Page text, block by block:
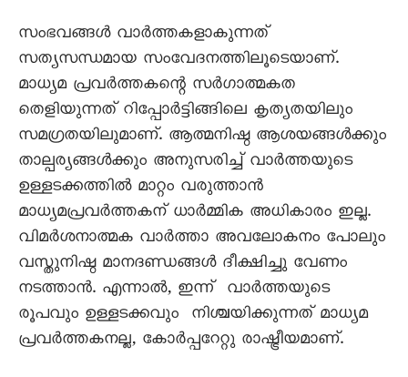
സംഭവങ്ങൾ വാർത്തകളാകുന്നത്
സത്യസന്ധമായ സംവേദനത്തിലൂടെയാണ്.
മാധ്യമ പ്രവർത്തകന്റെ സർഗാത്മകത
തെളിയുന്നത് റിപ്പോർട്ടിങ്ങിലെ കൃത്യതയിലും
സമഗ്രതയിലുമാണ്. ആത്മനിഷ്ഠ ആശയങ്ങൾക്കും
താല്പര്യങ്ങൾക്കും അനുസരിച്ച് വാർത്തയുടെ
ഉള്ളടക്കത്തിൽ മാറ്റം വരുത്താൻ
മാധ്യമപ്രവർത്തകന് ധാർമ്മിക അധികാരം ഇല്ല.
വിമർശനാത്മക വാർത്താ അവലോകനം പോലും
വസ്തുനിഷ്ഠ മാനദണ്ഡങ്ങൾ ദീക്ഷിച്ചു വേണം
നടത്താൻ. എന്നാൽ, ഇന്ന് വാർത്തയുടെ
രൂപവും ഉള്ളടക്കവും നിശ്ചയിക്കുന്നത് മാധ്യമ
പ്രവർത്തകനല്ല, കോർപ്പറേറ്റു രാഷ്ട്രീയമാണ്.